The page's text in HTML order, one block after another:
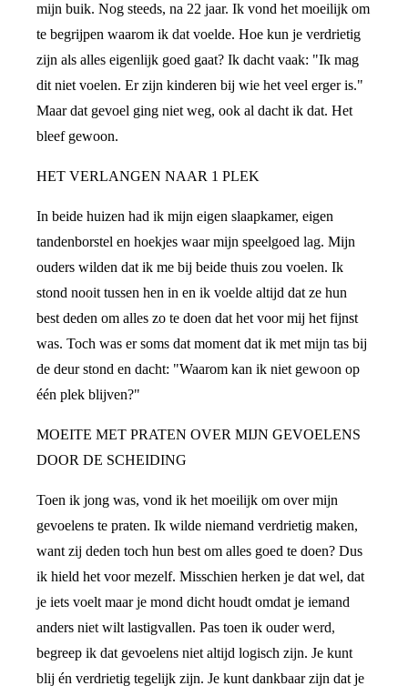
mijn buik. Nog steeds, na 22 jaar. Ik vond het moeilijk om
te begrijpen waarom ik dat voelde. Hoe kun je verdrietig
zijn als alles eigenlijk goed gaat? Ik dacht vaak: "Ik mag
dit niet voelen. Er zijn kinderen bij wie het veel erger is."
Maar dat gevoel ging niet weg, ook al dacht ik dat. Het
bleef gewoon.
HET VERLANGEN NAAR 1 PLEK
In beide huizen had ik mijn eigen slaapkamer, eigen
tandenborstel en hoekjes waar mijn speelgoed lag. Mijn
ouders wilden dat ik me bij beide thuis zou voelen. Ik
stond nooit tussen hen in en ik voelde altijd dat ze hun
best deden om alles zo te doen dat het voor mij het fijnst
was. Toch was er soms dat moment dat ik met mijn tas bij
de deur stond en dacht: "Waarom kan ik niet gewoon op
één plek blijven?"
MOEITE MET PRATEN OVER MIJN GEVOELENS
DOOR DE SCHEIDING
Toen ik jong was, vond ik het moeilijk om over mijn
gevoelens te praten. Ik wilde niemand verdrietig maken,
want zij deden toch hun best om alles goed te doen? Dus
ik hield het voor mezelf. Misschien herken je dat wel, dat
je iets voelt maar je mond dicht houdt omdat je iemand
anders niet wilt lastigvallen. Pas toen ik ouder werd,
begreep ik dat gevoelens niet altijd logisch zijn. Je kunt
blij én verdrietig tegelijk zijn. Je kunt dankbaar zijn dat je